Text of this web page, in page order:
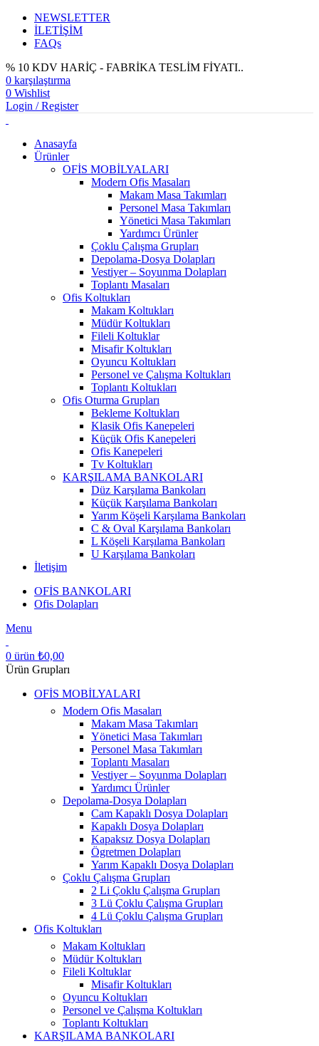
NEWSLETTER
İLETİŞİM
FAQs
% 10 KDV HARİÇ - FABRİKA TESLİM FİYATI..
0 karşılaştırma
0 Wishlist
Login / Register
Anasayfa
Ürünler
OFİS MOBİLYALARI
Modern Ofis Masaları
Makam Masa Takımları
Personel Masa Takımları
Yönetici Masa Takımları
Yardımcı Ürünler
Çoklu Çalışma Grupları
Depolama-Dosya Dolapları
Vestiyer – Soyunma Dolapları
Toplantı Masaları
Ofis Koltukları
Makam Koltukları
Müdür Koltukları
Fileli Koltuklar
Misafir Koltukları
Oyuncu Koltukları
Personel ve Çalışma Koltukları
Toplantı Koltukları
Ofis Oturma Grupları
Bekleme Koltukları
Klasik Ofis Kanepeleri
Küçük Ofis Kanepeleri
Ofis Kanepeleri
Tv Koltukları
KARŞILAMA BANKOLARI
Düz Karşılama Bankoları
Küçük Karşılama Bankoları
Yarım Köşeli Karşılama Bankoları
C & Oval Karşılama Bankoları
L Köşeli Karşılama Bankoları
U Karşılama Bankoları
İletişim
OFİS BANKOLARI
Ofis Dolapları
Menu
0 ürün ₺0,00
Ürün Grupları
OFİS MOBİLYALARI
Modern Ofis Masaları
Makam Masa Takımları
Yönetici Masa Takımları
Personel Masa Takımları
Toplantı Masaları
Vestiyer – Soyunma Dolapları
Yardımcı Ürünler
Depolama-Dosya Dolapları
Cam Kapaklı Dosya Dolapları
Kapaklı Dosya Dolapları
Kapaksız Dosya Dolapları
Ögretmen Dolapları
Yarım Kapaklı Dosya Dolapları
Çoklu Çalışma Grupları
2 Li Çoklu Çalışma Grupları
3 Lü Çoklu Çalışma Grupları
4 Lü Çoklu Çalışma Grupları
Ofis Koltukları
Makam Koltukları
Müdür Koltukları
Fileli Koltuklar
Misafir Koltukları
Oyuncu Koltukları
Personel ve Çalışma Koltukları
Toplantı Koltukları
KARŞILAMA BANKOLARI